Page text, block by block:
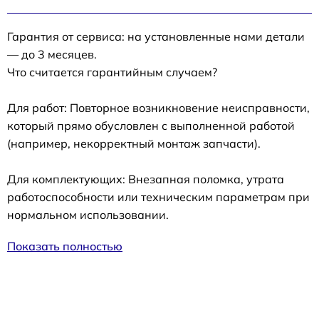
Гарантия от сервиса: на установленные нами детали
— до 3 месяцев.
Что считается гарантийным случаем?
Для работ: Повторное возникновение неисправности,
который прямо обусловлен с выполненной работой
(например, некорректный монтаж запчасти).
Для комплектующих: Внезапная поломка, утрата
работоспособности или техническим параметрам при
нормальном использовании.
Показать полностью